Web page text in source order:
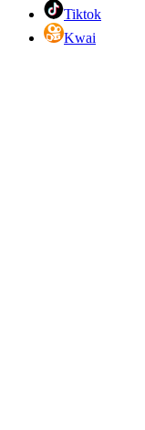
Tiktok
Kwai